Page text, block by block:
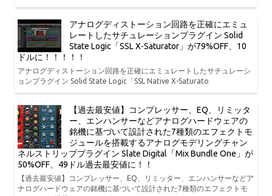
アナログディストーション回路を正確にエミュ
レートしたサチュレーションプラグイン Solid
State Logic「SSL X-Saturator」が79%OFF、10
ドルに！！！！！
アナログディストーション回路を正確にエミュレートしたサチュレーシ
ョンプラグイン Solid State Logic「SSL Native X-Saturato
【過去最安値】コンプレッサー、EQ、リミッタ
ー、エンハンサーなどアナログハードウェアの
銘機に基づいて設計された7種類のエフェクトモ
ジュールを搭載するアナログモデリングチャン
ネルストリッププラグイン Slate Digital「Mix Bundle One」が
50%OFF、49ドル過去最安値に！！
【過去最安値】コンプレッサー、EQ、リミッター、エンハンサーなどア
ナログハードウェアの銘機に基づいて設計された7種類のエフェクトモ